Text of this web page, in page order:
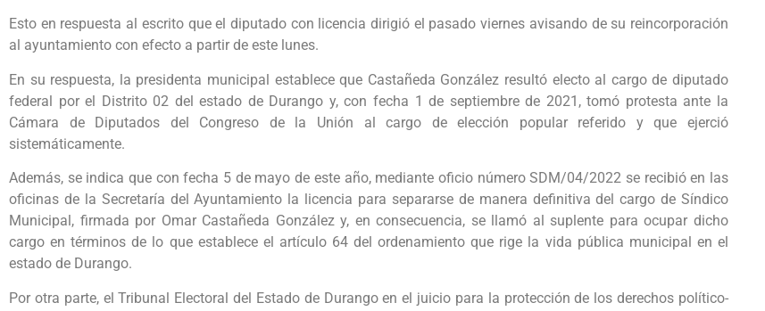
Esto en respuesta al escrito que el diputado con licencia dirigió el pasado viernes avisando de su reincorporación
al ayuntamiento con efecto a partir de este lunes.
En su respuesta, la presidenta municipal establece que Castañeda González resultó electo al cargo de diputado
federal por el Distrito 02 del estado de Durango y, con fecha 1 de septiembre de 2021, tomó protesta ante la
Cámara de Diputados del Congreso de la Unión al cargo de elección popular referido y que ejerció
sistemáticamente.
Además, se indica que con fecha 5 de mayo de este año, mediante oficio número SDM/04/2022 se recibió en las
oficinas de la Secretaría del Ayuntamiento la licencia para separarse de manera definitiva del cargo de Síndico
Municipal, firmada por Omar Castañeda González y, en consecuencia, se llamó al suplente para ocupar dicho
cargo en términos de lo que establece el artículo 64 del ordenamiento que rige la vida pública municipal en el
estado de Durango.
Por otra parte, el Tribunal Electoral del Estado de Durango en el juicio para la protección de los derechos político-